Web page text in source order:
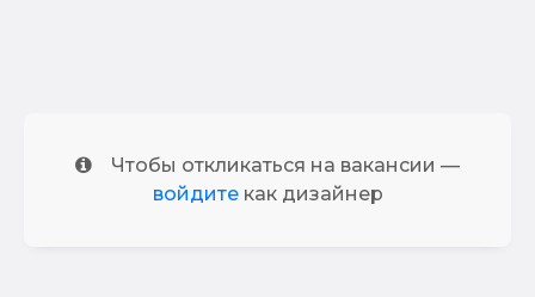
Чтобы откликаться на вакансии —
войдитекак дизайнер